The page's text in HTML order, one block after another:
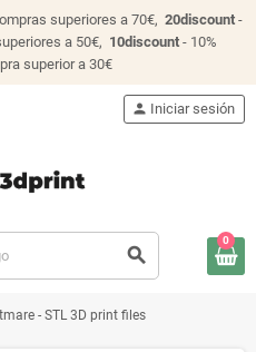
superiores a 70€, 20discount-
a 50€, 10discount- 10%
superior a 30€
search
person Iniciar sesión
0
- STL 3D print files